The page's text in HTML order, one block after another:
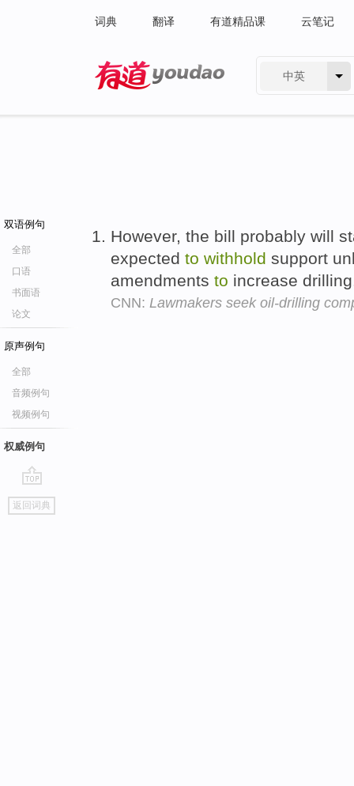
词典 翻译 有道精品课 云笔记
中英
双语例句
全部
口语
书面语
论文
原声例句
全部
音频例句
视频例句
权威例句
go
top
返回词典
However, the bill probably will
expected to withhold support
amendments to increase
CNN: Lawmakers seek oil-drilling